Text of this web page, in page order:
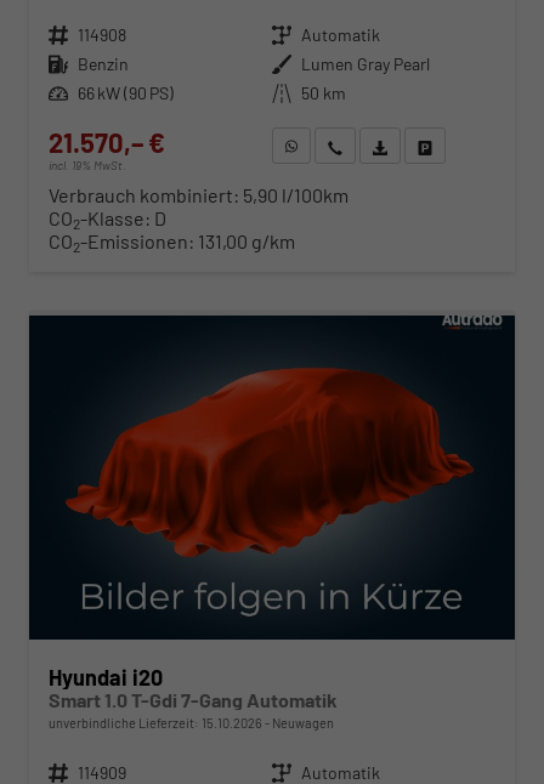
Fahrzeugnr. 114908 Getriebe Automatik
Kraftstoff Benzin Außenfarbe Lumen Gray Pearl
Leistung 66 kW (90 PS) Kilometerstand 50 km
21.570,– €
incl. 19% MwSt.
WhatsApp anfragen
Wir rufen Sie anFahrzeugexposé (PDF)
Verbrauch kombiniert: 5,90 l/100km
CO2-Klasse: D
CO2-Emissionen: 131,00 g/km
Hyundai i20
Smart 1.0 T-Gdi 7-Gang Automatik
unverbindliche Lieferzeit: 15.10.2026 Neuwagen
Fahrzeugnr. 114909 Getriebe Automatik